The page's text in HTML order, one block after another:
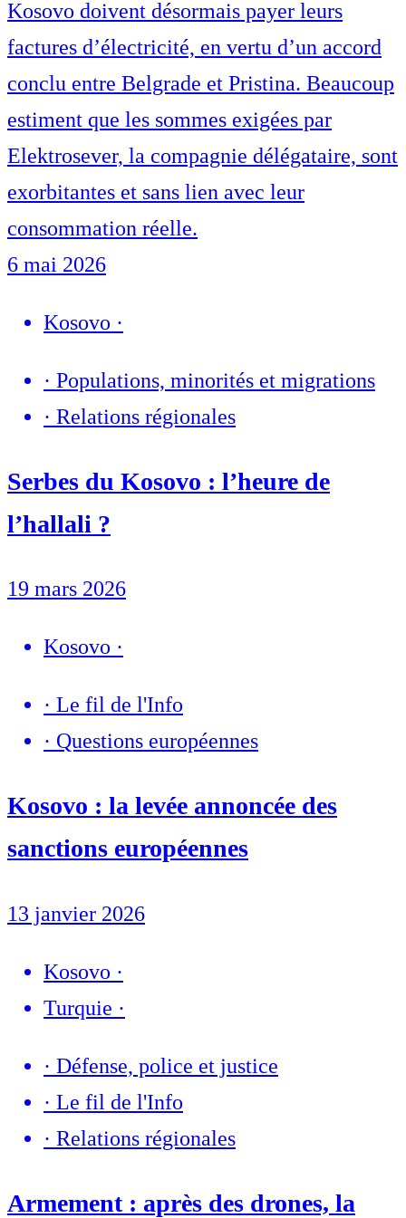
Kosovo doivent désormais payer leurs
factures d’électricité, en vertu d’un accord
conclu entre Belgrade et Pristina. Beaucoup
estiment que les sommes exigées par
Elektrosever, la compagnie délégataire, sont
exorbitantes et sans lien avec leur
consommation réelle.
6 mai 2026
Kosovo ·
· Populations, minorités et migrations
· Relations régionales
Serbes du Kosovo : l’heure de
l’hallali ?
19 mars 2026
Kosovo ·
· Le fil de l'Info
· Questions européennes
Kosovo : la levée annoncée des
sanctions européennes
13 janvier 2026
Kosovo ·
Turquie ·
· Défense, police et justice
· Le fil de l'Info
· Relations régionales
Armement : après des drones, la